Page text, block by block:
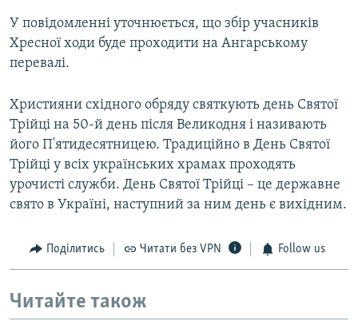
У повідомленні уточнюється, що збір учасників
Хресної ходи буде проходити на Ангарському
перевалі.
Християни східного обряду святкують день Святої
Трійці на 50-й день після Великодня і називають
його П'ятидесятницею. Традиційно в День Святої
Трійці у всіх українських храмах проходять
урочисті служби. День Святої Трійці – це державне
свято в Україні, наступний за ним день є вихідним.
Поділитись Читати без VPN Follow us
Читайте також